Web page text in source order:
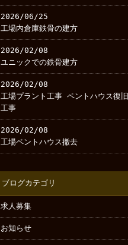
2026/06/25
工場内倉庫鉄骨の建方
2026/02/08
ユニックでの鉄骨建方
2026/02/08
工場プラント工事 ペントハウス復旧
工事
2026/02/08
工場ペントハウス撤去
ブログカテゴリ
求人募集
お知らせ